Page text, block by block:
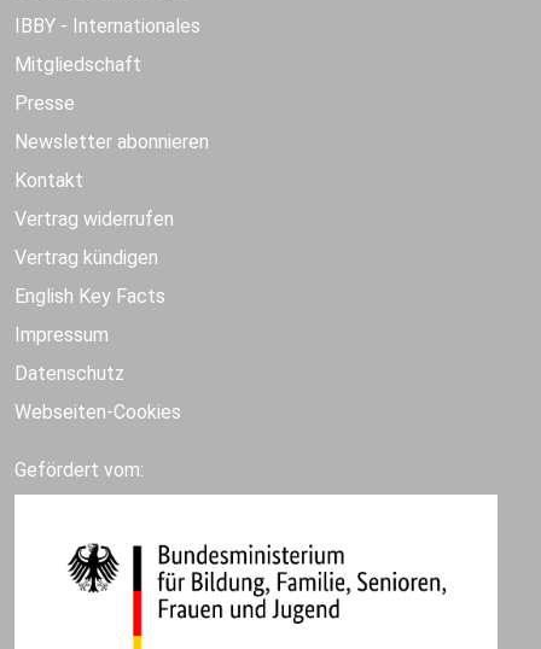
IBBY - Internationales
Mitgliedschaft
Presse
Newsletter abonnieren
Kontakt
Vertrag widerrufen
Vertrag kündigen
English Key Facts
Impressum
Datenschutz
Webseiten-Cookies
Gefördert vom: